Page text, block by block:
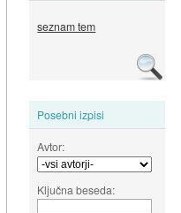
seznam tem
Posebni izpisi
Avtor:
Ključna beseda: